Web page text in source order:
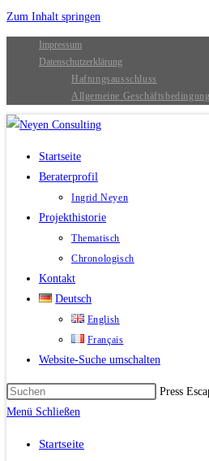
Zum Inhalt springen
Impressum
Datenschutzerklärung
Haftungsausschluss
Allgemeine
Startseite
Beraterprofil
Ingrid Neyen
Projekthistorie
Thematisch
Chronologisch
Kontakt
Deutsch
English
Français
Website-Suche umschalten
Press
Menü Schließen
Startseite